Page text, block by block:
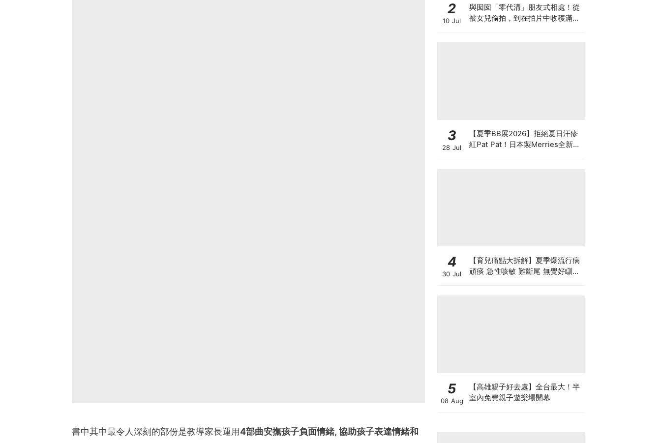
書中其中最令人深刻的部份是教導家長運用4部曲安撫孩子負面情緒, 協助孩子表達情緒和
2
10 Jul
與囡囡「零代溝」朋友式相處！從
被女兒偷拍，到在拍片中收穫滿足
3
28 Jul
【夏季BB展2026】拒絕夏日汗疹
紅Pat Pat！日本製Merries全新超
4
30 Jul
【育兒痛點大拆解】夏季爆流行病
頑痰 急性咳敏 難斷尾 無覺好瞓？
5
08 Aug
【高雄親子好去處】全台最大！半
室內免費親子遊樂場開幕